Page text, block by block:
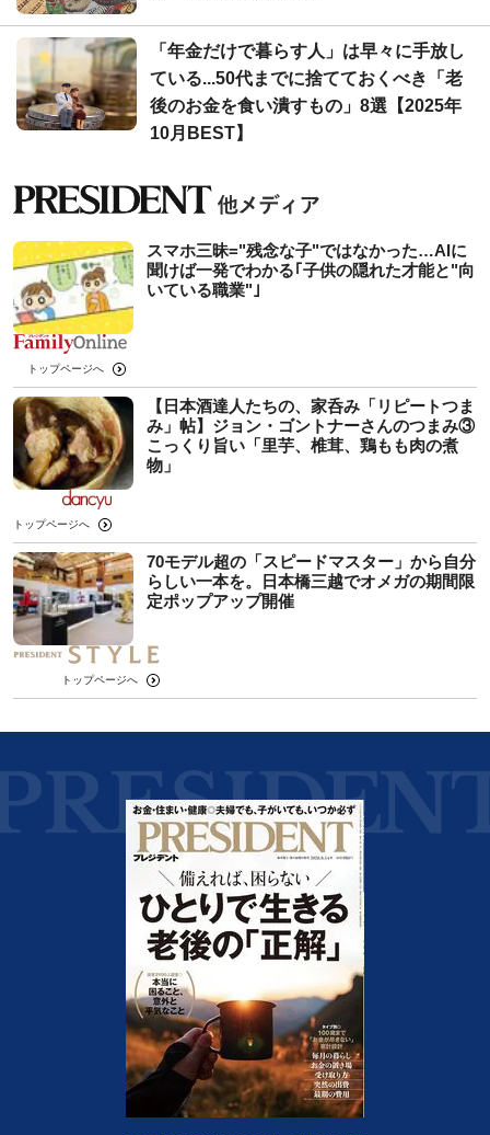
「年金だけで暮らす人」は早々に手放し
ている...50代までに捨てておくべき「老
後のお金を食い潰すもの」8選【2025年
10月BEST】
スマホ三昧="残念な子"ではなかった…AIに
聞けば一発でわかる｢子供の隠れた才能と"向
いている職業"｣
トップページへ
【日本酒達人たちの、家呑み「リピートつま
み」帖】ジョン・ゴントナーさんのつまみ③
こっくり旨い「里芋、椎茸、鶏もも肉の煮
物」
トップページへ
70モデル超の「スピードマスター」から自分
らしい一本を。日本橋三越でオメガの期間限
定ポップアップ開催
トップページへ